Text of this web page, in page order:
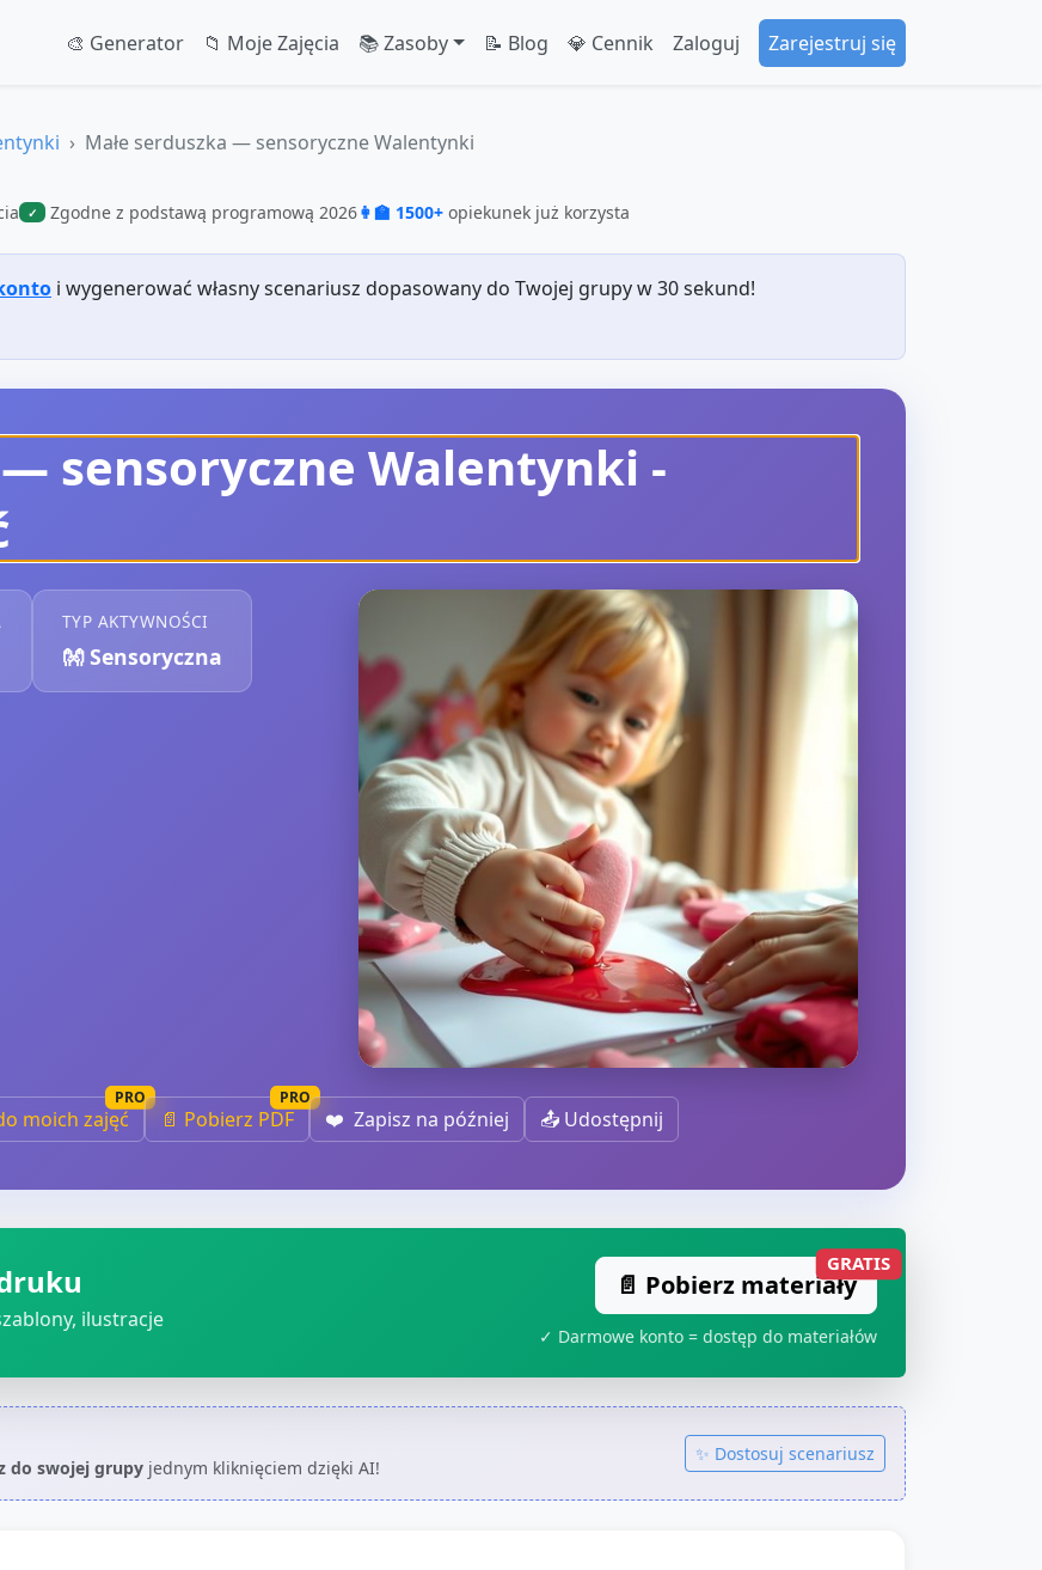
🎨 Generator 📁 Moje Zajęcia 📚 Zasoby 📝 Blog 💎 Cennik Zaloguj Zarejestruj się
Małe serduszka — sensoryczne Walentynki
✓ Zgodne z podstawą programową 2026👩‍🏫 1500+ opiekunek już korzysta
i wygenerować własny scenariusz dopasowany do Twojej grupy w 30 sekund!
— sensoryczne Walentynki -
TYP AKTYWNOŚCI
👐 Sensoryczna
moich zajęć
PRO
📄 Pobierz PDF
PRO
❤️ Zapisz na później 📤 Udostępnij
ilustracje
📄 Pobierz materiały
GRATIS
✓ Darmowe konto = dostęp do materiałów
do swojej grupy jednym kliknięciem dzięki AI!
✨ Dostosuj scenariusz